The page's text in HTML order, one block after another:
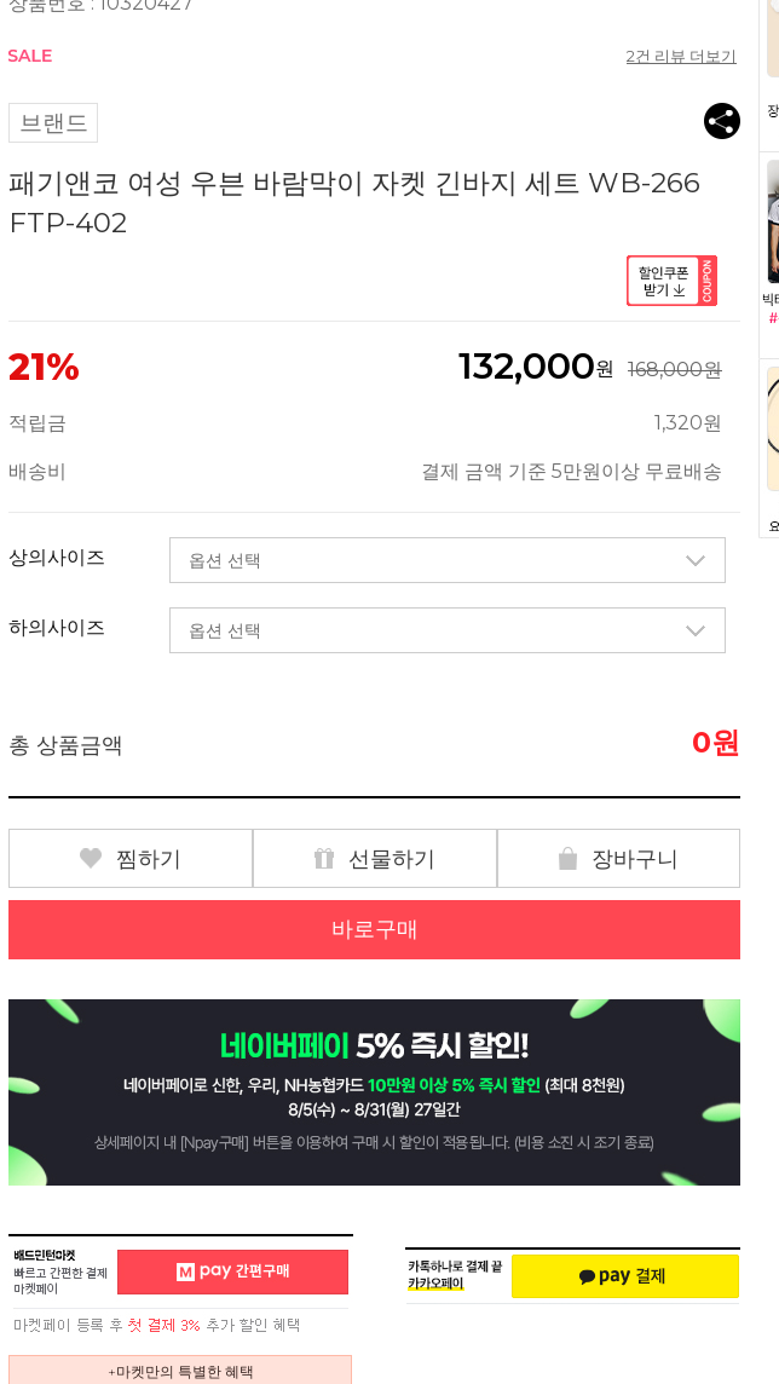
2건 리뷰 더보기
브랜드
패기앤코 여성 우븐 바람막이 자켓 긴바지 세트 WB-266
FTP-402
21% 132,000원 168,000원
적립금 1,320원
배송비 결제 금액 기준 5만원이상 무료배송
상의사이즈
하의사이즈
총 상품금액 0원
찜하기 선물하기 장바구니
바로구매
+마켓만의 특별한 혜택